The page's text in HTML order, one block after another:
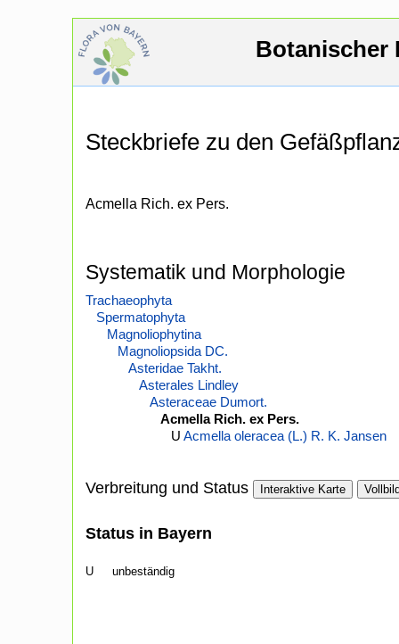
Botanischer
Steckbriefe zu den
Acmella Rich. ex Pers.
Systematik und Morphologie
Trachaeophyta
Spermatophyta
Magnoliophytina
Magnoliopsida DC.
Asteridae Takht.
Asterales Lindley
Asteraceae Dumort.
Acmella Rich. ex Pers.
U Acmella oleracea (L.) R. K. Jansen
Verbreitung und Status Interaktive Karte
Status in Bayern
U unbeständig